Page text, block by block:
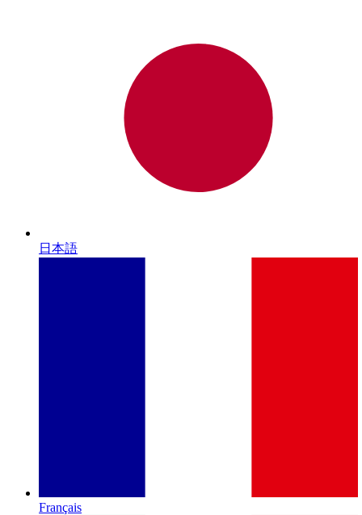
日本語
Français